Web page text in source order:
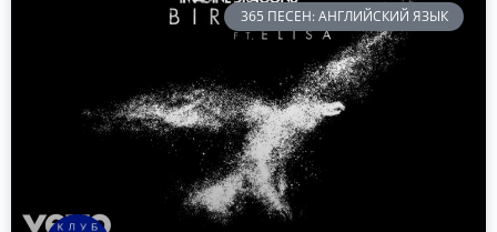
365 ПЕСЕН: АНГЛИЙСКИЙ ЯЗЫК